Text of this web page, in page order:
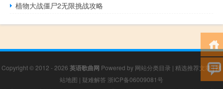
植物大战僵尸2无限挑战攻略
Copyright © 2012 - 2026 英语歌曲网 Powered by 网站分类目录 | 精选推荐文章|网
站地图 | 疑难解答 浙ICP备06009081号